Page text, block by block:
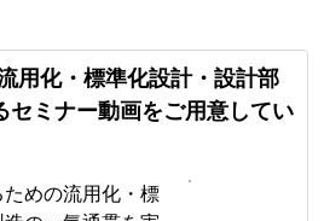
用化・標準化設計・設計部
セミナー動画をご用意してい
めの流用化・標